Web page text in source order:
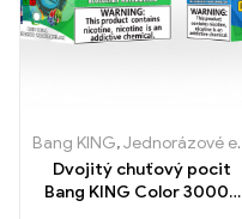
Bang KING,Jednorázové e-cigarety
Dvojitý chuťový pocit
Bang KING Color 30000